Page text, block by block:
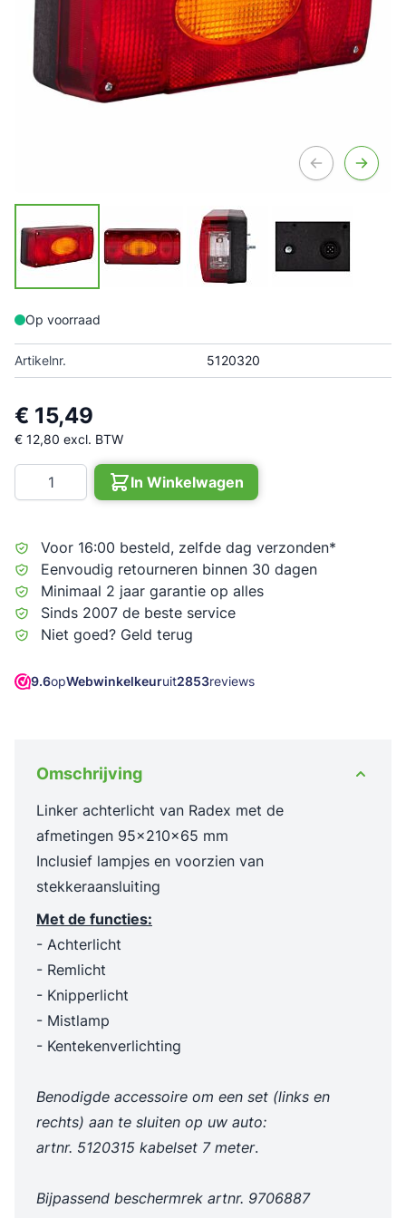
Op voorraad
Artikelnr. 5120320
€ 15,49
€ 12,80 excl. BTW
Aantal
In Winkelwagen
Voor 16:00 besteld, zelfde dag verzonden*
Eenvoudig retourneren binnen 30 dagen
Minimaal 2 jaar garantie op alles
Sinds 2007 de beste service
Niet goed? Geld terug
9.6opWebwinkelkeuruit2853reviews
Omschrijving
Linker achterlicht van Radex met de
afmetingen 95x210x65 mm
Inclusief lampjes en voorzien van
stekkeraansluiting
Met de functies:
- Achterlicht
- Remlicht
- Knipperlicht
- Mistlamp
- Kentekenverlichting
Benodigde accessoire om een set (links en
rechts) aan te sluiten op uw auto:
artnr. 5120315 kabelset 7 meter.
Bijpassend beschermrek artnr. 9706887